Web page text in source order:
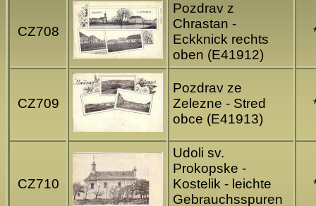
CZ708
Pozdrav z
Chrastan -
Eckknick rechts
oben (E41912)
CZ709
Pozdrav ze
Zelezne - Stred
obce (E41913)
CZ710
Udoli sv.
Prokopske -
Kostelik - leichte
Gebrauchsspuren